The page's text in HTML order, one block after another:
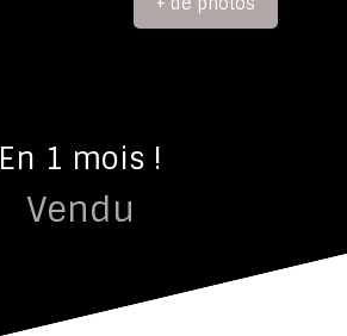
En 1 mois !
Vendu